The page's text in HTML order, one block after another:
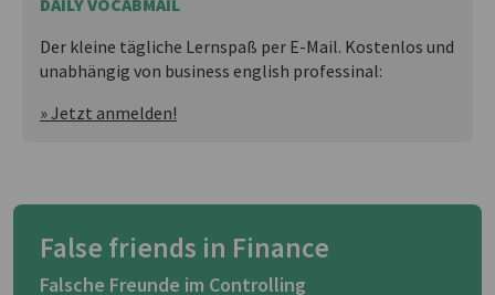
Der kleine tägliche Lernspaß per E-Mail. Kostenlos und
unabhängig von business english professinal:
» Jetzt anmelden!
False friends in Finance
Falsche Freunde im Controlling